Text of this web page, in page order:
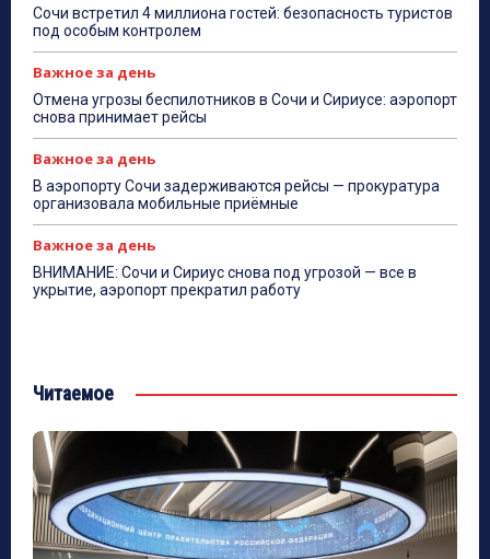
Сочи встретил 4 миллиона гостей: безопасность туристов
под особым контролем
Важное за день
Отмена угрозы беспилотников в Сочи и Сириусе: аэропорт
снова принимает рейсы
Важное за день
В аэропорту Сочи задерживаются рейсы — прокуратура
организовала мобильные приёмные
Важное за день
ВНИМАНИЕ: Сочи и Сириус снова под угрозой — все в
укрытие, аэропорт прекратил работу
Читаемое